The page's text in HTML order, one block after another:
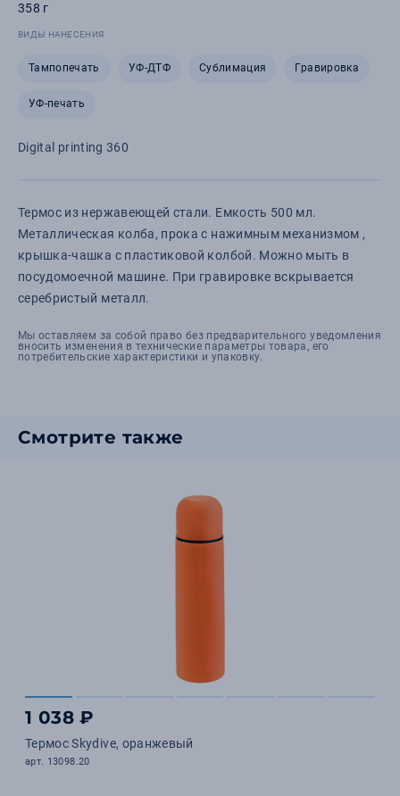
358 г
ВИДЫ НАНЕСЕНИЯ
Тампопечать УФ-ДТФ Сублимация Гравировка
УФ-печать
Digital printing 360
Термос из нержавеющей стали. Емкость 500 мл.
Металлическая колба, прока с нажимным механизмом ,
крышка-чашка с пластиковой колбой. Можно мыть в
посудомоечной машине. При гравировке вскрывается
серебристый металл.
Мы оставляем за собой право без предварительного уведомления
вносить изменения в технические параметры товара, его
потребительские характеристики и упаковку.
Смотрите также
1 038 ₽
Термос Skydive, оранжевый
арт. 13098.20